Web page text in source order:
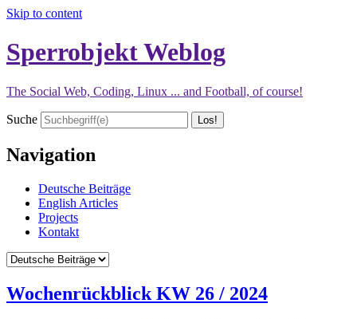
Skip to content
Sperrobjekt Weblog
The Social Web, Coding, Linux ... and Football, of course!
Suche
Navigation
Deutsche Beiträge
English Articles
Projects
Kontakt
Wochenrückblick KW 26 / 2024